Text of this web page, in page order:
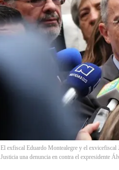
El exfiscal Eduardo Montealegre y el exvicefiscal
Justicia una denuncia en contra el expresidente